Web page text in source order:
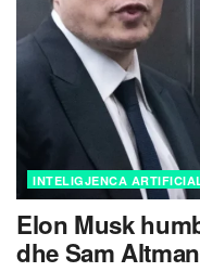
INTELIGJENCA
Elon Musk
dhe Sam Altman